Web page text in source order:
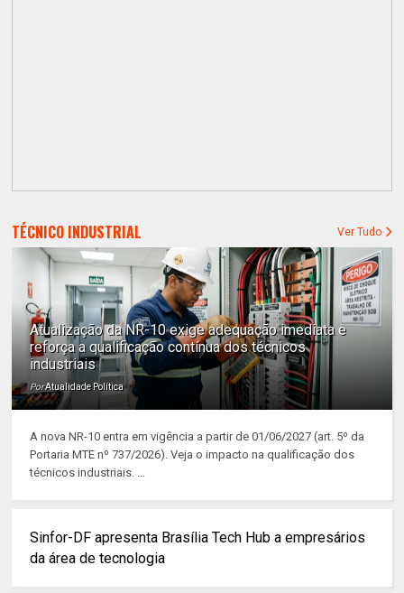
TÉCNICO INDUSTRIAL Ver Tudo
Atualização da NR-10 exige adequação imediata e
reforça a qualificação contínua dos técnicos
industriais
PorAtualidade Política
A nova NR-10 entra em vigência a partir de 01/06/2027 (art. 5º da
Portaria MTE nº 737/2026). Veja o impacto na qualificação dos
técnicos industriais. ...
Sinfor-DF apresenta Brasília Tech Hub a empresários
da área de tecnologia